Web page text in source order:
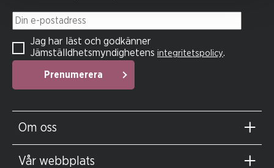
Din e-postadress
Prenumerera
Jag har läst och godkänner
Jämställdhetsmyndighetens integritetspolicy.
Om oss
Vår webbplats